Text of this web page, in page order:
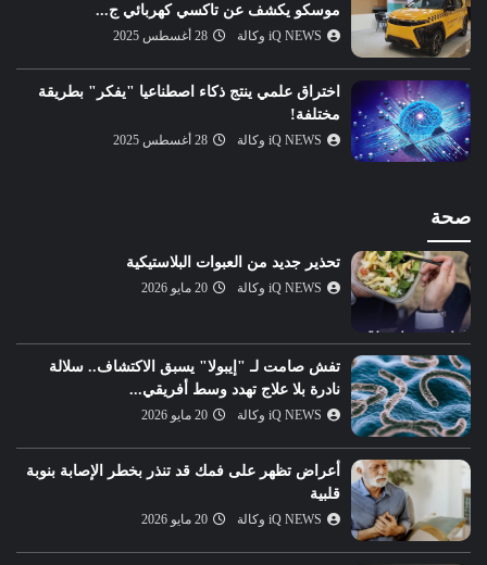
موسكو يكشف عن تاكسي كهربائي ج...
iQ NEWS وكالة 28 أغسطس 2025
اختراق علمي ينتج ذكاء اصطناعيا "يفكر" بطريقة
مختلفة!
iQ NEWS وكالة 28 أغسطس 2025
صحة
تحذير جديد من العبوات البلاستيكية
iQ NEWS وكالة 20 مايو 2026
تفش صامت لـ "إيبولا" يسبق الاكتشاف.. سلالة
نادرة بلا علاج تهدد وسط أفريقي...
iQ NEWS وكالة 20 مايو 2026
أعراض تظهر على فمك قد تنذر بخطر الإصابة بنوبة
قلبية
iQ NEWS وكالة 20 مايو 2026